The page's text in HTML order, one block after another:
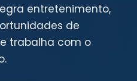
entretenimento,
de
trabalha com o